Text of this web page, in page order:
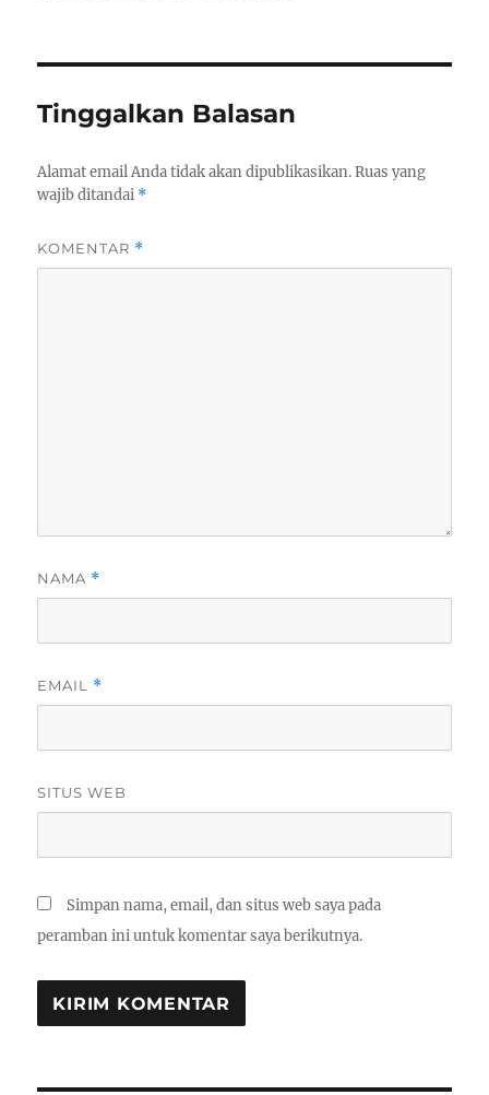
Tinggalkan Balasan
Alamat email Anda tidak akan dipublikasikan. Ruas yang
wajib ditandai *
KOMENTAR *
NAMA *
EMAIL *
SITUS WEB
Simpan nama, email, dan situs web saya pada
peramban ini untuk komentar saya berikutnya.